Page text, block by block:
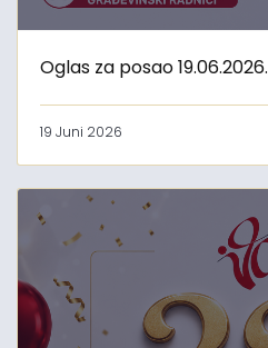
Oglas za posao 19.06.2026.
19 Juni 2026